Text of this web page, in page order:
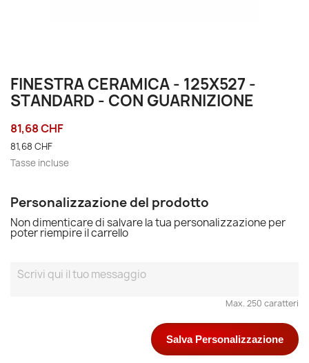
FINESTRA CERAMICA - 125X527 -
STANDARD - CON GUARNIZIONE
81,68 CHF
81,68 CHF
Tasse incluse
Personalizzazione del prodotto
Non dimenticare di salvare la tua personalizzazione per
poter riempire il carrello
Max. 250 caratteri
Salva Personalizzazione